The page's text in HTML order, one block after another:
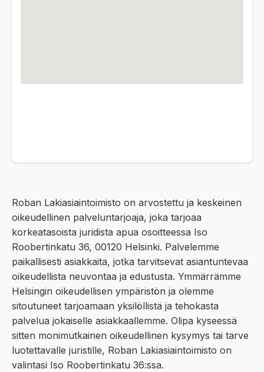
Roban Lakiasiaintoimisto on arvostettu ja keskeinen
oikeudellinen palveluntarjoaja, joka tarjoaa
korkeatasoista juridista apua osoitteessa Iso
Roobertinkatu 36, 00120 Helsinki. Palvelemme
paikallisesti asiakkaita, jotka tarvitsevat asiantuntevaa
oikeudellista neuvontaa ja edustusta. Ymmärrämme
Helsingin oikeudellisen ympäristön ja olemme
sitoutuneet tarjoamaan yksilöllistä ja tehokasta
palvelua jokaiselle asiakkaallemme. Olipa kyseessä
sitten monimutkainen oikeudellinen kysymys tai tarve
luotettavalle juristille, Roban Lakiasiaintoimisto on
valintasi Iso Roobertinkatu 36:ssa.